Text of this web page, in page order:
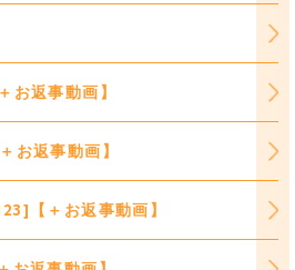
返事動画】
お返事動画】
【＋お返事動画】